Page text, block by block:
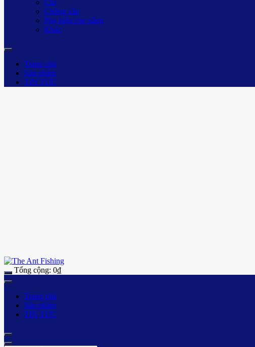
Chì
Chống cần
Phụ kiện che nắng
Khác
Trang chủ
Sản phẩm
TIN TỨC
Tổng cộng: 0₫
Trang chủ
Sản phẩm
TIN TỨC